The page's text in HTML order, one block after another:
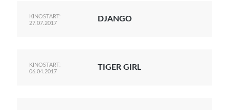
KINOSTART:
27.07.2017
DJANGO
KINOSTART:
06.04.2017
TIGER GIRL